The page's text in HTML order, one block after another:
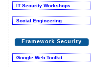
IT Security Workshops
Social Engineering
Framework Security
Google Web Toolkit